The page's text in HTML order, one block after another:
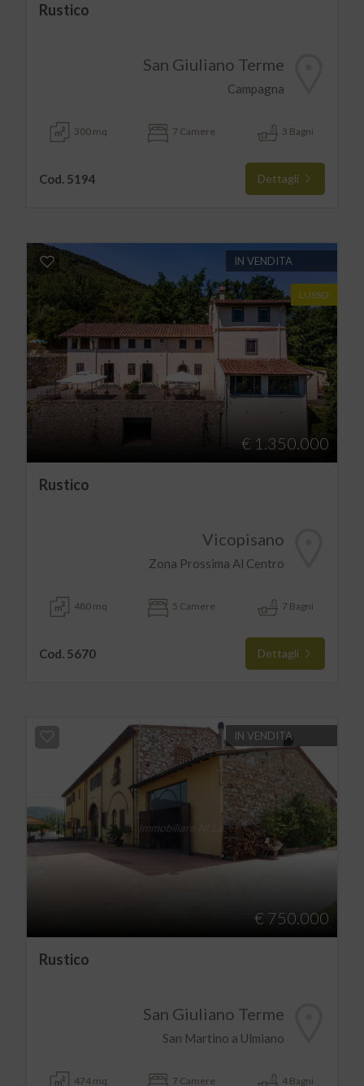
Rustico
San Giuliano Terme
Campagna
300 mq 7 Camere 3 Bagni
Cod. 5194 Dettagli
IN VENDITA
LUSSO
€ 1.350.000
Rustico
Vicopisano
Zona Prossima Al Centro
480 mq 5 Camere 7 Bagni
Cod. 5670 Dettagli
IN VENDITA
€ 750.000
Rustico
San Giuliano Terme
San Martino a Ulmiano
474 mq 7 Camere 4 Bagni